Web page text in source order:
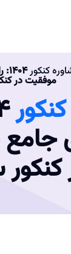
کنکور
موفقیت در
جامع